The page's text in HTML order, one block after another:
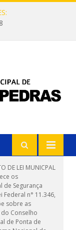
DE LEI MUNICPAL
os
de Segurança
Federal n° 11.346,
sobre as
Conselho
de Ponta de